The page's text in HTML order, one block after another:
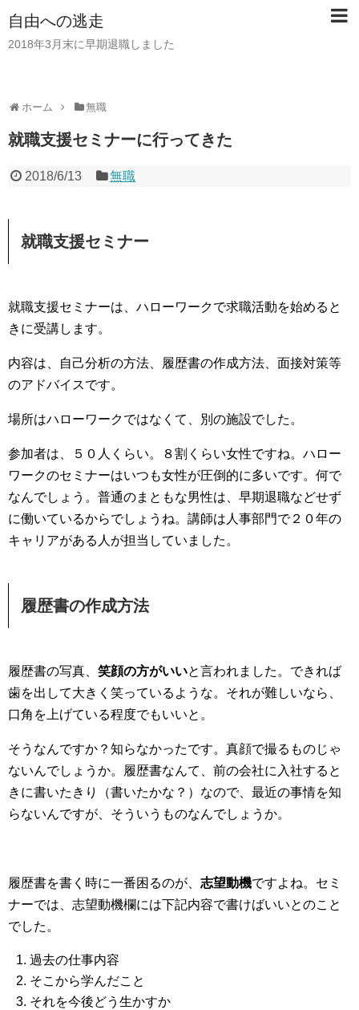
自由への逃走
2018年3月末に早期退職しました
ホーム 無職
就職支援セミナーに行ってきた
2018/6/13 無職
就職支援セミナー
就職支援セミナーは、ハローワークで求職活動を始めると
きに受講します。
内容は、自己分析の方法、履歴書の作成方法、面接対策等
のアドバイスです。
場所はハローワークではなくて、別の施設でした。
参加者は、５０人くらい。８割くらい女性ですね。ハロー
ワークのセミナーはいつも女性が圧倒的に多いです。何で
なんでしょう。普通のまともな男性は、早期退職などせず
に働いているからでしょうね。講師は人事部門で２０年の
キャリアがある人が担当していました。
履歴書の作成方法
履歴書の写真、 笑顔の方がいいと言われました。できれば
歯を出して大きく笑っているような。それが難しいなら、
口角を上げている程度でもいいと。
そうなんですか？知らなかったです。真顔で撮るものじゃ
ないんでしょうか。履歴書なんて、前の会社に入社すると
きに書いたきり（書いたかな？）なので、最近の事情を知
らないんですが、そういうものなんでしょうか。
履歴書を書く時に一番困るのが、 志望動機ですよね。セミ
ナーでは、志望動機欄には下記内容で書けばいいとのこと
でした。
過去の仕事内容
そこから学んだこと
それを今後どう生かすか